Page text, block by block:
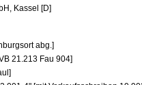
Kassel [D]
abg.]
21.213 Fau 904]